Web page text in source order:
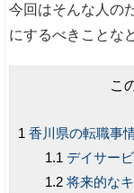
今回はそんな人の
にするべきことな
こ
香川県の転職事
デイサー
将来的な